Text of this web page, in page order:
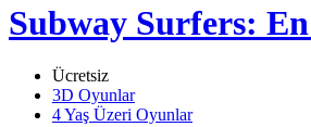
Subway Surfers:
Ücretsiz
3D Oyunlar
4 Yaş Üzeri Oyunlar